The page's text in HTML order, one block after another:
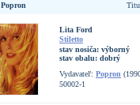
Popron
Lita Ford
Stiletto
stav nosiča: výborný
stav obalu: dobrý
Vydavateľ: Popron
50002-1